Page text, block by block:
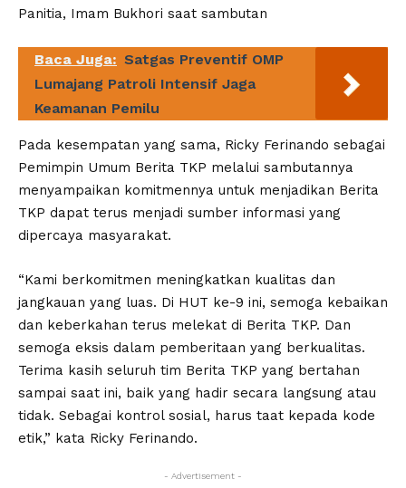
Panitia, Imam Bukhori saat sambutan
Baca Juga: Satgas Preventif OMP
Lumajang Patroli Intensif Jaga
Keamanan Pemilu
Pada kesempatan yang sama, Ricky Ferinando sebagai
Pemimpin Umum Berita TKP melalui sambutannya
menyampaikan komitmennya untuk menjadikan Berita
TKP dapat terus menjadi sumber informasi yang
dipercaya masyarakat.
“Kami berkomitmen meningkatkan kualitas dan
jangkauan yang luas. Di HUT ke-9 ini, semoga kebaikan
dan keberkahan terus melekat di Berita TKP. Dan
semoga eksis dalam pemberitaan yang berkualitas.
Terima kasih seluruh tim Berita TKP yang bertahan
sampai saat ini, baik yang hadir secara langsung atau
tidak. Sebagai kontrol sosial, harus taat kepada kode
etik,” kata Ricky Ferinando.
- Advertisement -